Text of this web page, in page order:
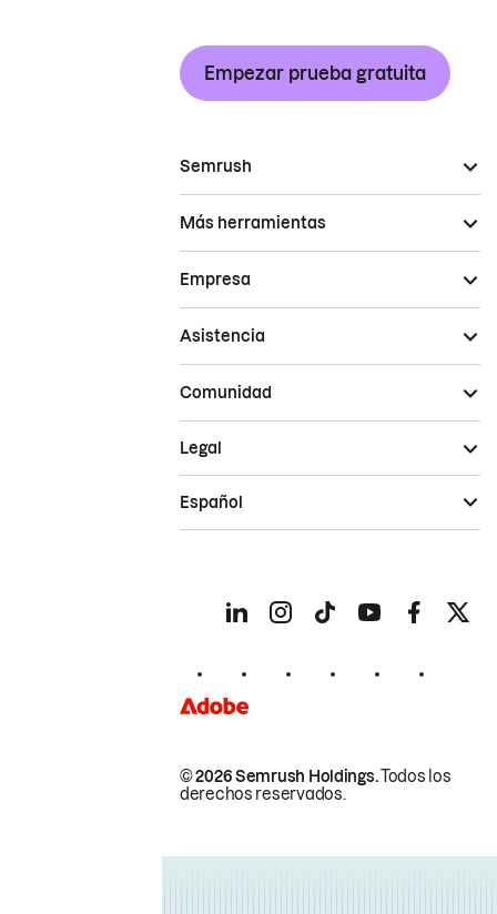
Empezar prueba gratuita
Semrush
Más herramientas
Empresa
Asistencia
Comunidad
© 2026 Semrush Holdings.Todos los
derechos reservados.
Legal
Español